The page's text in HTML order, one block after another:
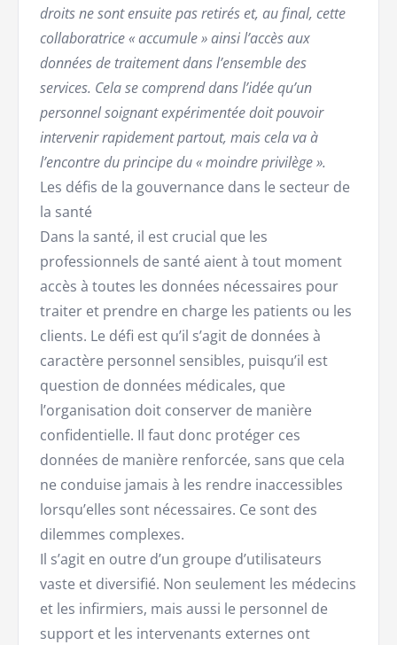
droits ne sont ensuite pas retirés et, au final, cette
collaboratrice « accumule » ainsi l’accès aux
données de traitement dans l’ensemble des
services. Cela se comprend dans l’idée qu’un
personnel soignant expérimentée doit pouvoir
intervenir rapidement partout, mais cela va à
l’encontre du principe du « moindre privilège ».
Les défis de la gouvernance dans le secteur de
la santé
Dans la santé, il est crucial que les
professionnels de santé aient à tout moment
accès à toutes les données nécessaires pour
traiter et prendre en charge les patients ou les
clients. Le défi est qu’il s’agit de données à
caractère personnel sensibles, puisqu’il est
question de données médicales, que
l’organisation doit conserver de manière
confidentielle. Il faut donc protéger ces
données de manière renforcée, sans que cela
ne conduise jamais à les rendre inaccessibles
lorsqu’elles sont nécessaires. Ce sont des
dilemmes complexes.
Il s’agit en outre d’un groupe d’utilisateurs
vaste et diversifié. Non seulement les médecins
et les infirmiers, mais aussi le personnel de
support et les intervenants externes ont